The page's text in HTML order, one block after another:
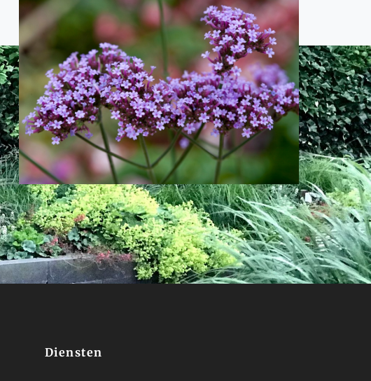
Diensten